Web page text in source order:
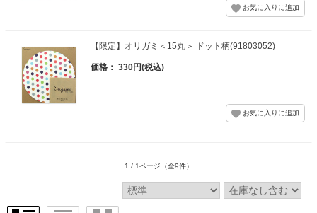
【限定】オリガミ＜15丸＞ ドット柄(91803052)
価格： 330円(税込)
1 / 1ページ （全9件）